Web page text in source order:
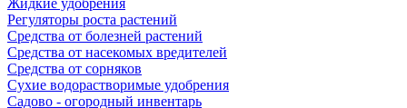
Жидкие удобрения
Регуляторы роста растений
Средства от болезней растений
Средства от насекомых вредителей
Средства от сорняков
Сухие водорастворимые удобрения
Садово - огородный инвентарь